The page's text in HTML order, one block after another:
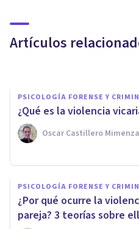
Artículos
entender este
PSICOLOGÍA FORENSE Y
​¿Qué es la violencia
Oscar Castillero Mimenza
PSICOLOGÍA FORENSE Y
¿Por qué ocurre la
pareja? 3 teorías sobre
Filicidio
propios hijos):
motivaciones